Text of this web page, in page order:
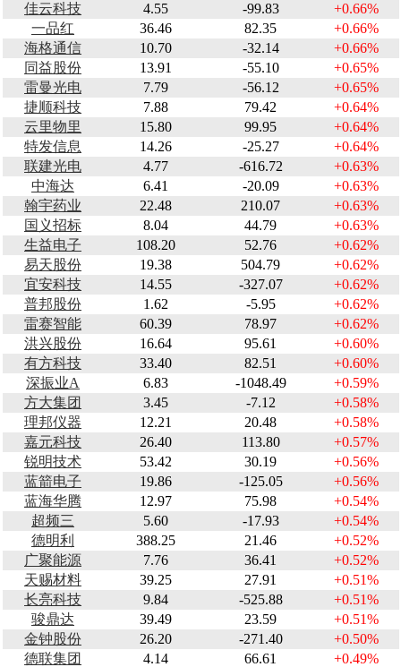
佳云科技
4.55 -99.83
+0.66%
一品红
36.46 82.35
+0.66%
海格通信
10.70 -32.14
+0.66%
同益股份
13.91 -55.10
+0.65%
雷曼光电
7.79 -56.12
+0.65%
捷顺科技
7.88 79.42
+0.64%
云里物里
15.80 99.95
+0.64%
特发信息
14.26 -25.27
+0.64%
联建光电
4.77 -616.72
+0.63%
中海达
6.41 -20.09
+0.63%
翰宇药业
22.48 210.07
+0.63%
国义招标
8.04 44.79
+0.63%
生益电子
108.20 52.76
+0.62%
易天股份
19.38 504.79
+0.62%
宜安科技
14.55 -327.07
+0.62%
普邦股份
1.62 -5.95
+0.62%
雷赛智能
60.39 78.97
+0.62%
洪兴股份
16.64 95.61
+0.60%
有方科技
33.40 82.51
+0.60%
深振业A
6.83 -1048.49
+0.59%
方大集团
3.45 -7.12
+0.58%
理邦仪器
12.21 20.48
+0.58%
嘉元科技
26.40 113.80
+0.57%
锐明技术
53.42 30.19
+0.56%
蓝箭电子
19.86 -125.05
+0.56%
蓝海华腾
12.97 75.98
+0.54%
超频三
5.60 -17.93
+0.54%
德明利
388.25 21.46
+0.52%
广聚能源
7.76 36.41
+0.52%
天赐材料
39.25 27.91
+0.51%
长亮科技
9.84 -525.88
+0.51%
骏鼎达
39.49 23.59
+0.51%
金钟股份
26.20 -271.40
+0.50%
德联集团
4.14 66.61
+0.49%